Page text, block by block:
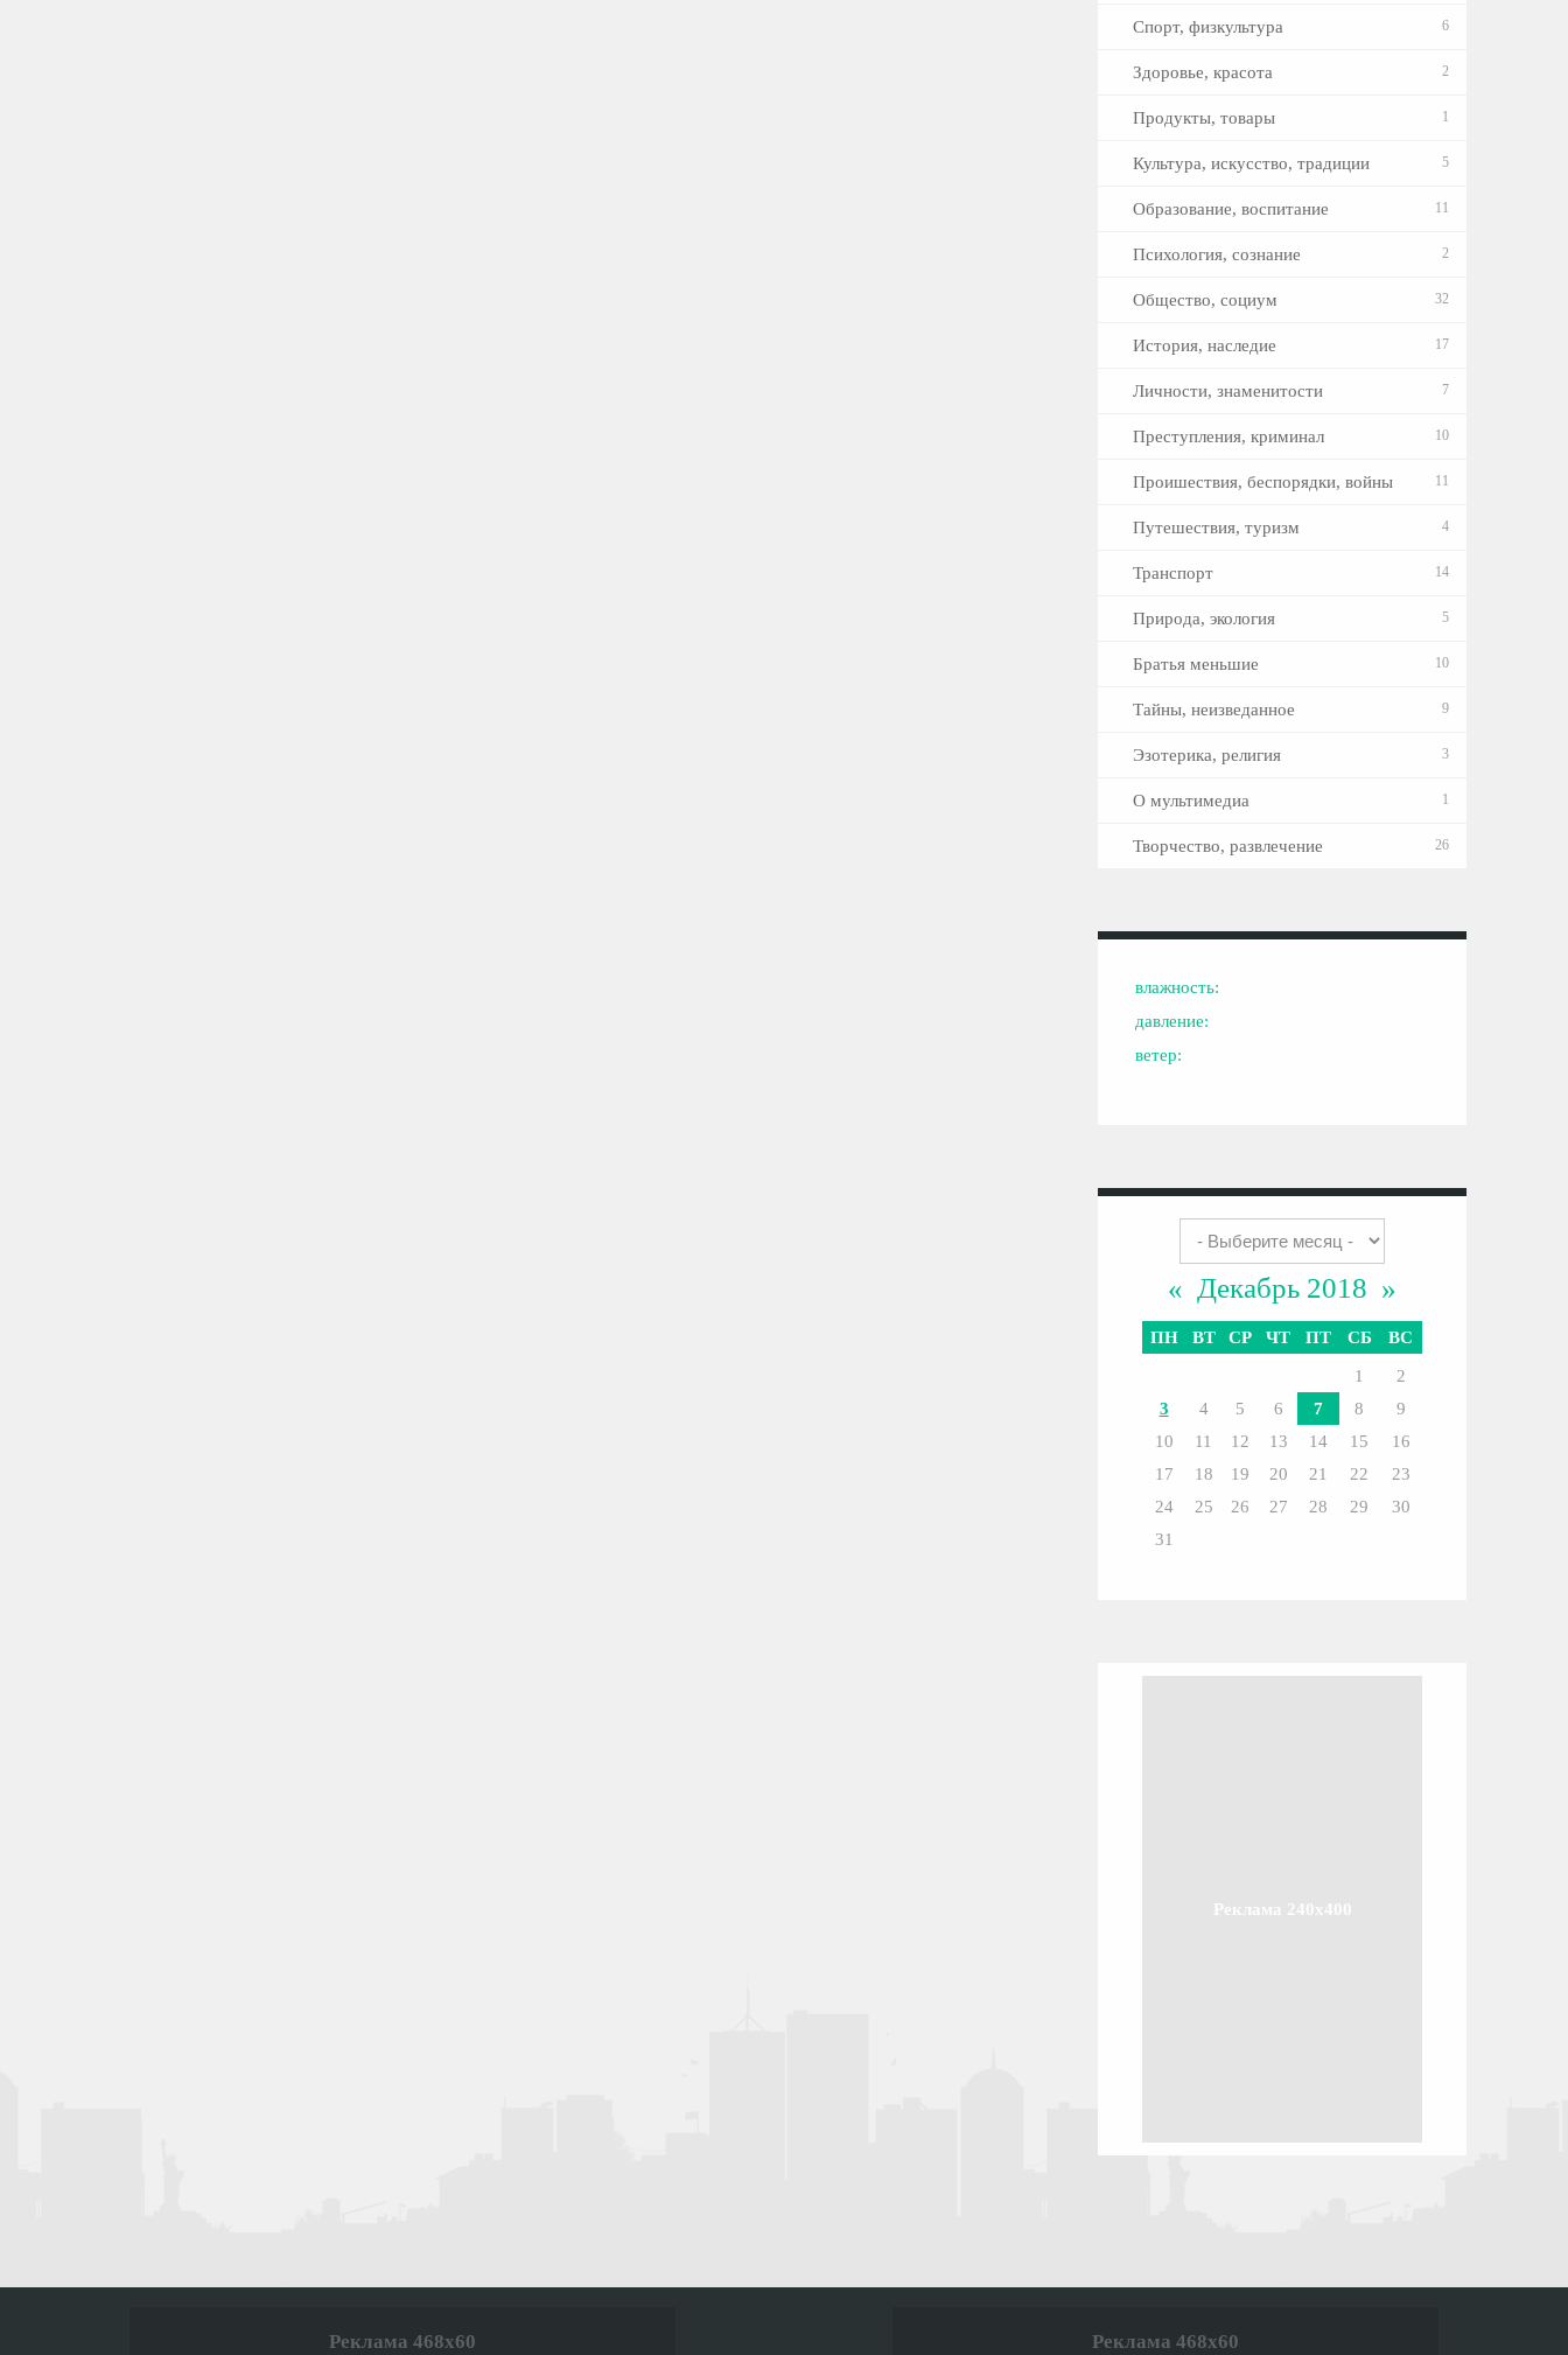
Спорт, физкультура 6
Здоровье, красота 2
Продукты, товары 1
Культура, искусство, традиции 5
Образование, воспитание 11
Психология, сознание 2
Общество, социум 32
История, наследие 17
Личности, знаменитости 7
Преступления, криминал 10
Проишествия, беспорядки, войны 11
Путешествия, туризм 4
Транспорт 14
Природа, экология 5
Братья меньшие 10
Тайны, неизведанное 9
Эзотерика, религия 3
О мультимедиа 1
Творчество, развлечение 26
влажность:
давление:
ветер:
« Декабрь 2018 »
ПН ВТ СР ЧТ ПТ СБ ВС
1
2
3
4 5 6 7 8
9
10
11 12 13 14 15
16
17
18 19 20 21 22
23
24
25 26 27 28 29
30
31
Реклама 240x400
Реклама 468x60 Реклама 468x60